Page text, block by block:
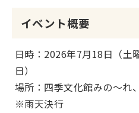
イベント概要
日時：2026年7月18日（土
日）
場所：四季文化館みの～れ
※雨天決行